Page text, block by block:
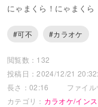
にゃまくら！にゃまくら
#可不 #カラオケ
閲覧数：132
投稿日：2024/12/21
長さ：02:16
ファイ
カテゴリ： カラオケ/インス